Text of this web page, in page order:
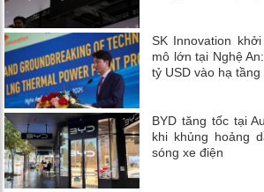
SK Innovation
mô lớn tại Nghệ
tỷ USD vào hạ
BYD tăng tốc tại
khi khủng hoảng
sóng xe điện